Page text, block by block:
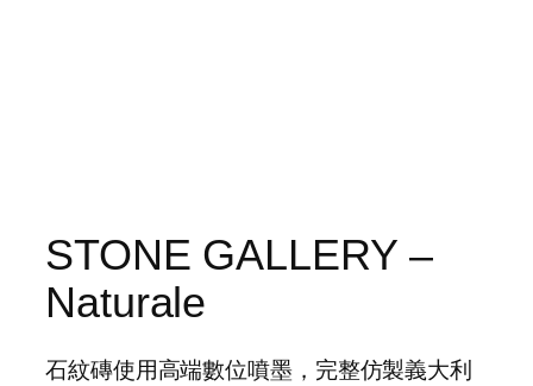
STONE GALLERY –
Naturale
石紋磚使用高端數位噴墨，完整仿製義大利